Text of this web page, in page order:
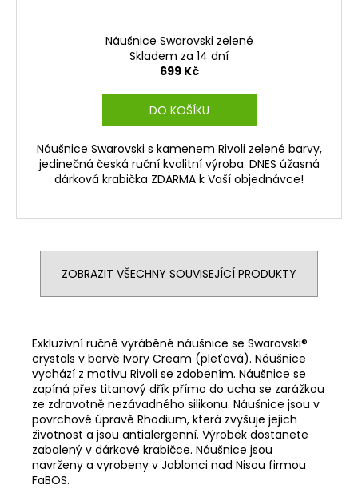
Náušnice Swarovski zelené
Skladem za 14 dní
699 Kč
DO KOŠÍKU
Náušnice Swarovski s kamenem Rivoli zelené barvy,
jedinečná česká ruční kvalitní výroba. DNES úžasná
dárková krabička ZDARMA k Vaší objednávce!
ZOBRAZIT VŠECHNY SOUVISEJÍCÍ PRODUKTY
Exkluzivní ručně vyráběné náušnice se Swarovski®
crystals v barvě Ivory Cream (pleťová). Náušnice
vychází z motivu Rivoli se zdobením. Náušnice se
zapíná přes titanový dřík přímo do ucha se zarážkou
ze zdravotně nezávadného silikonu. Náušnice jsou v
povrchové úpravě Rhodium, která zvyšuje jejich
životnost a jsou antialergenní. Výrobek dostanete
zabalený v dárkové krabičce. Náušnice jsou
navrženy a vyrobeny v Jablonci nad Nisou firmou
FaBOS.